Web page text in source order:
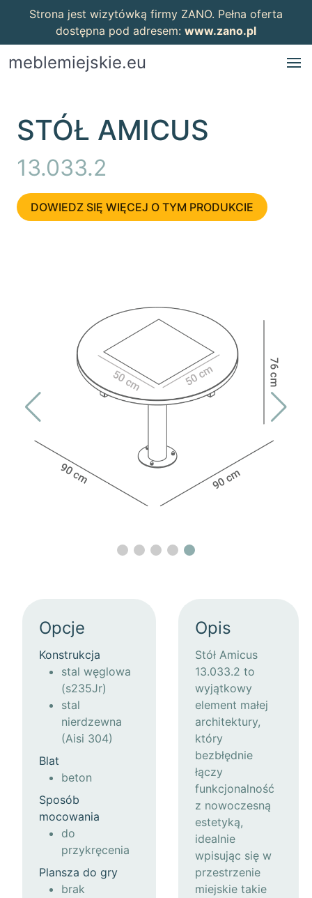
Strona jest wizytówką firmy ZANO. Pełna oferta
dostępna pod adresem: www.zano.pl
meblemiejskie.eu
STÓŁ AMICUS
13.033.2
DOWIEDZ SIĘ WIĘCEJ O TYM PRODUKCIE
Opcje
Konstrukcja
stal węglowa
(s235Jr)
stal
nierdzewna
(Aisi 304)
Blat
beton
Sposób
mocowania
do
przykręcenia
Plansza do gry
brak
Opis
Stół Amicus
13.033.2 to
wyjątkowy
element małej
architektury,
który
bezbłędnie
łączy
funkcjonalność
z nowoczesną
estetyką,
idealnie
wpisując się w
przestrzenie
miejskie takie